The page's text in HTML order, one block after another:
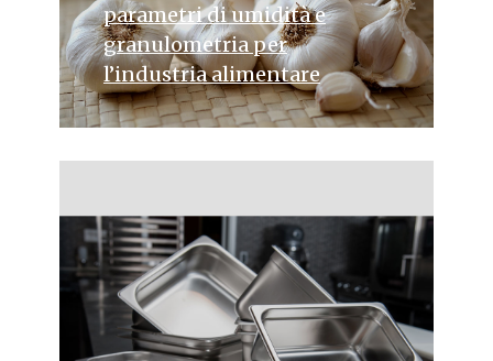
parametri di umidità e
granulometria per
l’industria alimentare